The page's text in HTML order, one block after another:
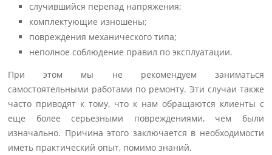
случившийся перепад напряжения;
комплектующие изношены;
повреждения механического типа;
неполное соблюдение правил по эксплуатации.
При этом мы не рекомендуем заниматься
самостоятельными работами по ремонту. Эти случаи также
часто приводят к тому, что к нам обращаются клиенты с
еще более серьезными повреждениями, чем были
изначально. Причина этого заключается в необходимости
иметь практический опыт, помимо знаний.